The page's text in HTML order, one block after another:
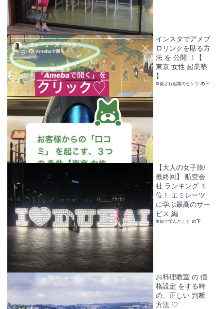
インスタでアメブ
ロリンクを貼る方
法 を 公開 ！【
東京 女性 起業塾
】
❁愛され起業のヒケツ の下
【大人の女子旅/
最終回】 航空会
社 ランキング １
位！ エミレーツ
に学ぶ最高のサー
ビス 編
❁旅で学んだこと の下
お料理教室 の 価
格設定 をする時
の、正しい 判断
方法 ♡